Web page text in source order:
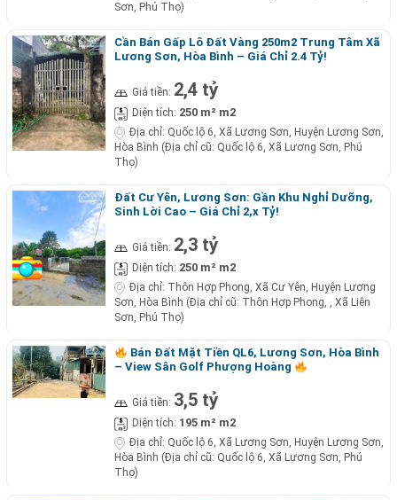
Sơn, Phú Thọ)
Cần Bán Gấp Lô Đất Vàng 250m2 Trung Tâm Xã
Lương Sơn, Hòa Bình – Giá Chỉ 2.4 Tỷ!
Giá tiền: 2,4 tỷ
Diện tích: 250 m² m2
Địa chỉ: Quốc lộ 6, Xã Lương Sơn, Huyện Lương Sơn,
Hòa Bình (Địa chỉ cũ: Quốc lộ 6, Xã Lương Sơn, Phú
Thọ)
Đất Cư Yên, Lương Sơn: Gần Khu Nghỉ Dưỡng,
Sinh Lời Cao – Giá Chỉ 2,x Tỷ!
Giá tiền: 2,3 tỷ
Diện tích: 250 m² m2
Địa chỉ: Thôn Hợp Phong, Xã Cư Yên, Huyện Lương
Sơn, Hòa Bình (Địa chỉ cũ: Thôn Hợp Phong, , Xã Liên
Sơn, Phú Thọ)
Bán Đất Mặt Tiền QL6, Lương Sơn, Hòa Bình
– View Sân Golf Phượng Hoàng
Giá tiền: 3,5 tỷ
Diện tích: 195 m² m2
Địa chỉ: Quốc lộ 6, Xã Lương Sơn, Huyện Lương Sơn,
Hòa Bình (Địa chỉ cũ: Quốc lộ 6, Xã Lương Sơn, Phú
Thọ)